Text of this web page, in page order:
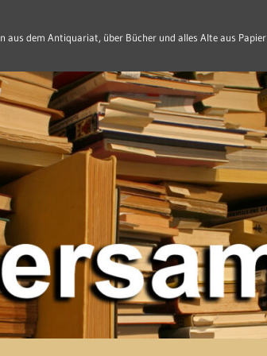
aus dem Antiquariat, über Bücher und alles Alte aus Papier